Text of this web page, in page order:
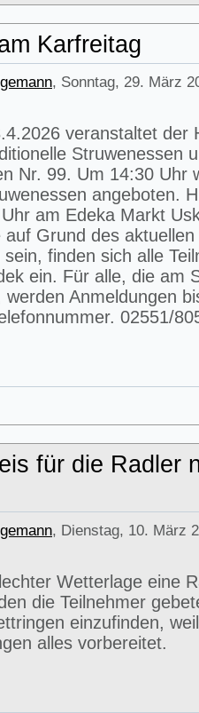
Karfreitag
, Sonntag, 29. März
veranstaltet der
Struwenessen
Nr. 99. Um 14:30 Uhr
angeboten.
am Edeka Markt
Grund des
finden sich alle
ein. Für alle, die am
Anmeldungen
02551/
für die Radler
, Dienstag, 10. März
Wetterlage eine
die Teilnehmer
einzufinden,
alles vorbereitet.